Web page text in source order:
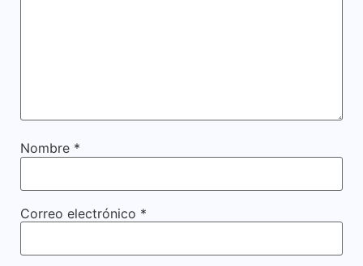
Nombre *
Correo electrónico *